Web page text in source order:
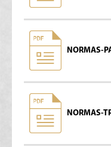
NORMAS-
NORMAS-